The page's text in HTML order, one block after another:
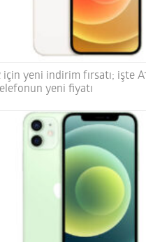
için yeni indirim fırsatı; işte
yeni fiyatı